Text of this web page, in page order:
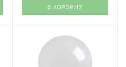
В КОРЗИНУ